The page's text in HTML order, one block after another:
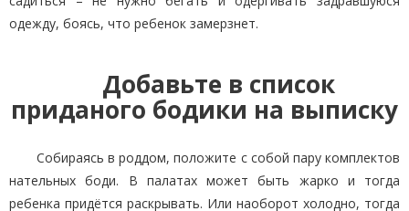
одежду, боясь, что ребенок замерзнет.
Добавьте в список
приданого бодики на выписку
Собираясь в роддом, положите с собой пару комплектов
нательных боди. В палатах может быть жарко и тогда
ребенка придётся раскрывать. Или наоборот холодно, тогда